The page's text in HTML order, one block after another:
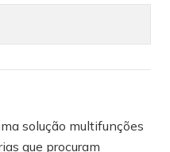
solução multifunções
que procuram